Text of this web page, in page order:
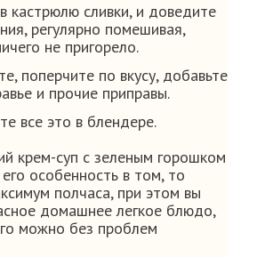
кастрюлю сливки, и доведите
регулярно помешивая,
не пригорело.
поперчите по вкусу, добавьте
и прочие приправы.
все это в блендере.
крем-суп с зеленым горошком
особенность в том, то
полчаса, при этом вы
домашнее легкое блюдо,
можно без проблем